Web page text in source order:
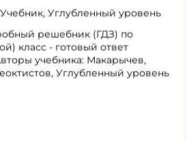
Учебник, Углубленный уровень
решебник (ГДЗ) по
класс - готовый ответ
учебника: Макарычев,
Углубленный уровень